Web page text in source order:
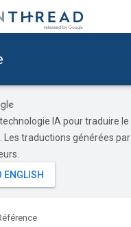
IA pour traduire
Les traductions générées